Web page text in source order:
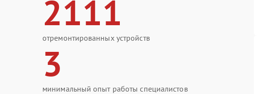
2111
отремонтированных устройств
3
минимальный опыт работы специалистов